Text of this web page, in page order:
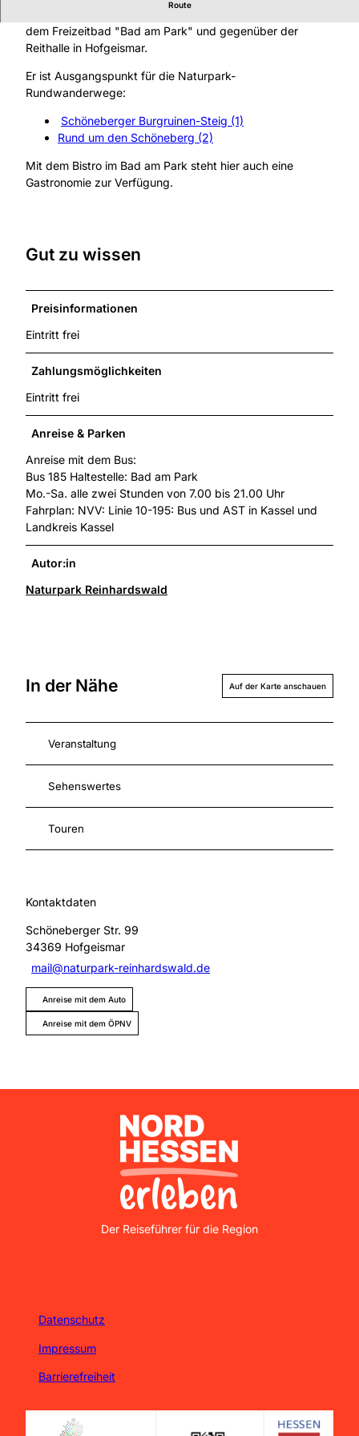
Route
dem Freizeitbad "Bad am Park" und gegenüber der
Reithalle in Hofgeismar.
Er ist Ausgangspunkt für die Naturpark-
Rundwanderwege:
Schöneberger Burgruinen-Steig (1)
Rund um den Schöneberg (2)
Mit dem Bistro im Bad am Park steht hier auch eine
Gastronomie zur Verfügung.
Gut zu wissen
Preisinformationen
Eintritt frei
Zahlungsmöglichkeiten
Eintritt frei
Anreise & Parken
Anreise mit dem Bus:
Bus 185 Haltestelle: Bad am Park
Mo.-Sa. alle zwei Stunden von 7.00 bis 21.00 Uhr
Fahrplan: NVV: Linie 10-195: Bus und AST in Kassel und
Landkreis Kassel
Autor:in
Naturpark Reinhardswald
In der Nähe Auf der Karte anschauen
Veranstaltung
Sehenswertes
Touren
Kontaktdaten
Schöneberger Str. 99
34369 Hofgeismar
mail@naturpark-reinhardswald.de
Anreise mit dem Auto
Anreise mit dem ÖPNV
Nordhessen Erleben
Der Reiseführer für die Region
Datenschutz
Impressum
Barrierefreiheit